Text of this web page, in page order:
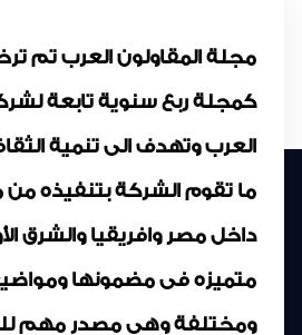
كمجلة ربع سنوية تابعة
العرب وتهدف الى تنمية
ما تقوم الشركة بتنفيذه
داخل مصر وافريقيا والشرق
متميزه فى مضمونها
ومختلفة وهى مصدر مهم